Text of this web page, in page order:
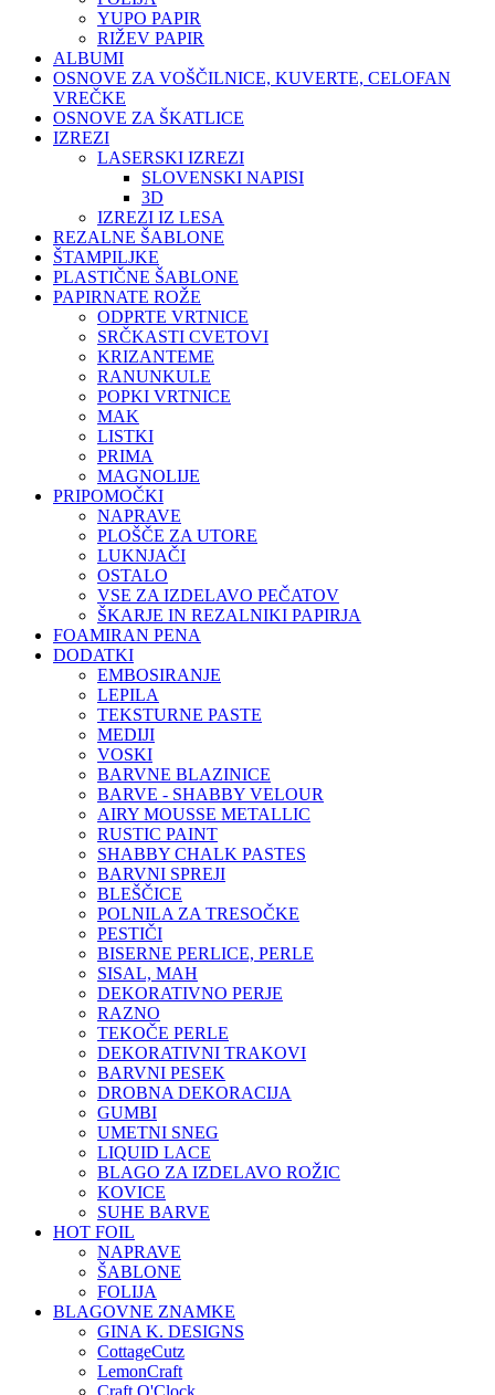
YUPO PAPIR
RIŽEV PAPIR
ALBUMI
OSNOVE ZA VOŠČILNICE, KUVERTE, CELOFAN
VREČKE
OSNOVE ZA ŠKATLICE
IZREZI
LASERSKI IZREZI
SLOVENSKI NAPISI
3D
IZREZI IZ LESA
REZALNE ŠABLONE
ŠTAMPILJKE
PLASTIČNE ŠABLONE
PAPIRNATE ROŽE
ODPRTE VRTNICE
SRČKASTI CVETOVI
KRIZANTEME
RANUNKULE
POPKI VRTNICE
MAK
LISTKI
PRIMA
MAGNOLIJE
PRIPOMOČKI
NAPRAVE
PLOŠČE ZA UTORE
LUKNJAČI
OSTALO
VSE ZA IZDELAVO PEČATOV
ŠKARJE IN REZALNIKI PAPIRJA
FOAMIRAN PENA
DODATKI
EMBOSIRANJE
LEPILA
TEKSTURNE PASTE
MEDIJI
VOSKI
BARVNE BLAZINICE
BARVE - SHABBY VELOUR
AIRY MOUSSE METALLIC
RUSTIC PAINT
SHABBY CHALK PASTES
BARVNI SPREJI
BLEŠČICE
POLNILA ZA TRESOČKE
PESTIČI
BISERNE PERLICE, PERLE
SISAL, MAH
DEKORATIVNO PERJE
RAZNO
TEKOČE PERLE
DEKORATIVNI TRAKOVI
BARVNI PESEK
DROBNA DEKORACIJA
GUMBI
UMETNI SNEG
LIQUID LACE
BLAGO ZA IZDELAVO ROŽIC
KOVICE
SUHE BARVE
HOT FOIL
NAPRAVE
ŠABLONE
FOLIJA
BLAGOVNE ZNAMKE
GINA K. DESIGNS
CottageCutz
LemonCraft
Craft O'Clock